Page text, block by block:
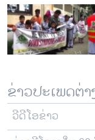
ວີດີໂອ
ສຽງ
ລາຍການກະຈາຍສຽງ
ພາສາຕ່າງໆ
ຂ່າວປະເພດຕ່
ວີດີໂອຂ່າວ